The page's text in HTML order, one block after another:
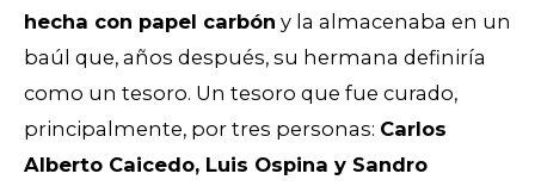
hecha con papel carbón y la almacenaba en un
baúl que, años después, su hermana definiría
como un tesoro. Un tesoro que fue curado,
principalmente, por tres personas: Carlos
Alberto Caicedo, Luis Ospina y Sandro